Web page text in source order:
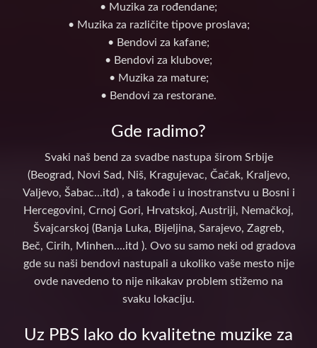
• Muzika za rođendane;
• Muzika za različite tipove proslava;
• Bendovi za kafane;
• Bendovi za klubove;
• Muzika za mature;
• Bendovi za restorane.
Gde radimo?
Svaki naš bend za svadbe nastupa širom Srbije
(Beograd, Novi Sad, Niš, Kragujevac, Čačak, Kraljevo,
Valjevo, Šabac...itd) , a takođe i u inostranstvu u Bosni i
Hercegovini, Crnoj Gori, Hrvatskoj, Austriji, Nemačkoj,
Švajcarskoj (Banja Luka, Bijeljina, Sarajevo, Zagreb,
Beč, Cirih, Minhen....itd ). Ovo su samo neki od gradova
gde su naši bendovi nastupali a ukoliko vaše mesto nije
ovde navedeno to nije nikakav problem stižemo na
svaku lokaciju.
Uz PBS lako do kvalitetne muzike za